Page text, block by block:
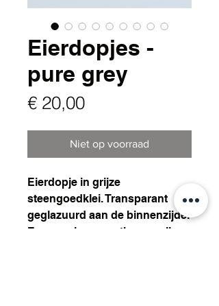
Eierdopjes -
pure grey
€ 20,00Prijs
Niet op voorraad
Eierdopje in grijze
steengoedklei. Transparant
geglazuurd aan de binnenzijde.
Een mooie eye-cather op elke